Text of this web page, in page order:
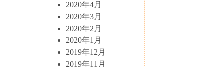
2020年4月
2020年3月
2020年2月
2020年1月
2019年12月
2019年11月